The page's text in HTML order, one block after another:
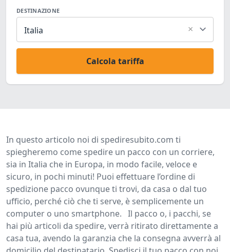
DESTINAZIONE
Italia ×
Calcola tariffa
In questo articolo noi di spediresubito.com ti
spiegheremo come spedire un pacco con un corriere,
sia in Italia che in Europa, in modo facile, veloce e
sicuro, in pochi minuti! Puoi effettuare l’ordine di
spedizione pacco ovunque ti trovi, da casa o dal tuo
ufficio, perché ciò che ti serve, è semplicemente un
computer o uno smartphone. Il pacco o, i pacchi, se
hai più articoli da spedire, verrà ritirato direttamente a
casa tua, avendo la garanzia che la consegna avverrà al